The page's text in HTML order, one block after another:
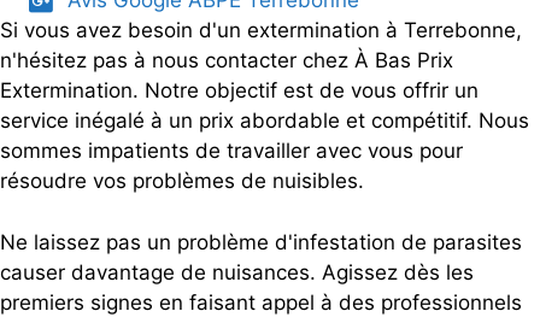
Si vous avez besoin d'un extermination à Terrebonne,
n'hésitez pas à nous contacter chez À Bas Prix
Extermination. Notre objectif est de vous offrir un
service inégalé à un prix abordable et compétitif. Nous
sommes impatients de travailler avec vous pour
résoudre vos problèmes de nuisibles.
Ne laissez pas un problème d'infestation de parasites
causer davantage de nuisances. Agissez dès les
premiers signes en faisant appel à des professionnels